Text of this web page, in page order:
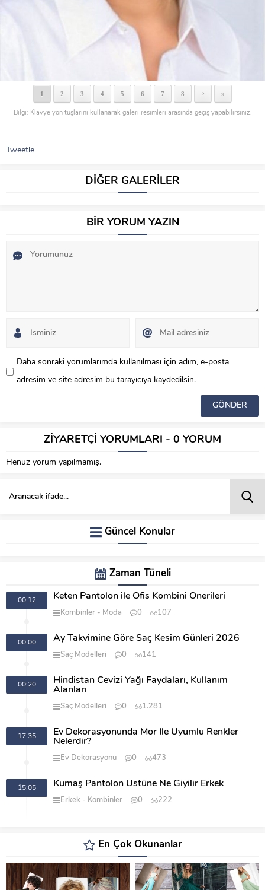
1 2 3 4 5 6 7 8 > »
Bilgi: Klavye yön tuşlarını kullanarak galeri resimleri arasında geçiş yapabilirsiniz.
Tweetle
DİĞER GALERİLER
BİR YORUM YAZIN
Daha sonraki yorumlarımda kullanılması için adım, e-posta
adresim ve site adresim bu tarayıcıya kaydedilsin.
ZİYARETÇİ YORUMLARI - 0 YORUM
Henüz yorum yapılmamış.
Güncel Konular
Zaman Tüneli
00:12 Keten Pantolon ile Ofis Kombini Önerileri
Kombinler Moda 0 107
00:00 Ay Takvimine Göre Saç Kesim Günleri 2026
Saç Modelleri 0 141
00:20
Hindistan Cevizi Yağı Faydaları, Kullanım
Alanları
Saç Modelleri 0 1.281
17:35
Ev Dekorasyonunda Mor İle Uyumlu Renkler
Nelerdir?
Ev Dekorasyonu 0 473
15:05 Kumaş Pantolon Üstüne Ne Giyilir Erkek
Erkek Kombinler 0 222
En Çok Okunanlar